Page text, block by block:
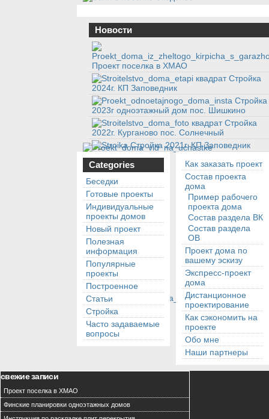
Новости
Проект поселка в ХМАО
Стройка
2024г. КП Заповедник
Стройка
2023г одноэтажный дом пос. Шишкино
Стройка
2022г. Курганово пос. Солнечный
Стройка 2021г. КП Заповедник
Categories
Беседки
Готовые проекты
Индивидуальные
проекты домов
Новый проект
Полезная
информация
Популярные
проекты
Построенное
Статьи
Стройка
Часто задаваемые
вопросы
Как заказать проект
Состав проекта
дома
Пример рабочего
проекта дома
Состав раздела ВК
Состав раздела
ОВ
Проект дома по
вашему эскизу
Экспресс-проект
дома
Дистанционное
проектирование
Как сэкономить на
проекте
Обо мне
Наши партнеры
свежие записи
Проект поселка в ХМАО
Финские планировки одноэтажных домов